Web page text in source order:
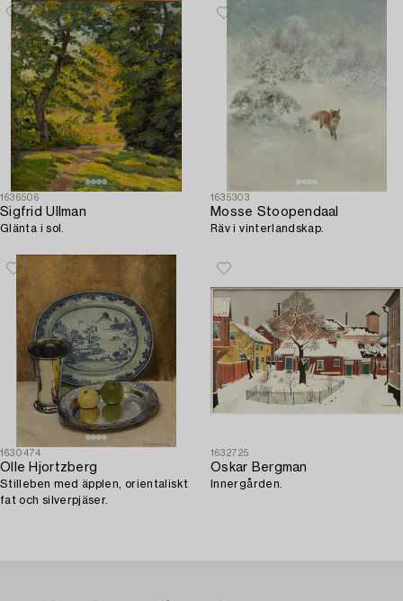
1636506
Sigfrid Ullman
Glänta i sol.
1635303
Mosse Stoopendaal
Räv i vinterlandskap.
1630474
Olle Hjortzberg
Stilleben med äpplen, orientaliskt
fat och silverpjäser.
1632725
Oskar Bergman
Innergården.